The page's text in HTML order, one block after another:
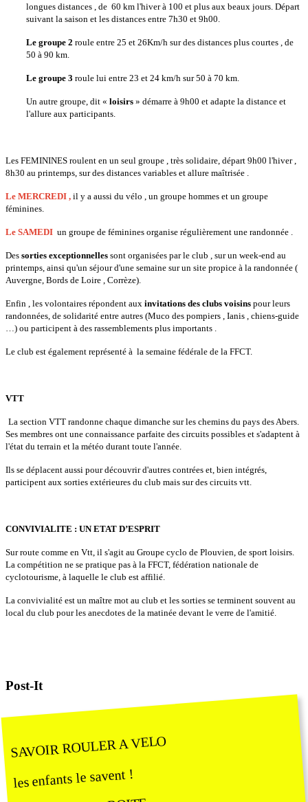
longues distances , de 60 km l'hiver à 100 et plus aux beaux jours. Départ
suivant la saison et les distances entre 7h30 et 9h00.
Le groupe 2 roule entre 25 et 26Km/h sur des distances plus courtes , de
50 à 90 km.
Le groupe 3 roule lui entre 23 et 24 km/h sur 50 à 70 km.
Un autre groupe, dit « loisirs » démarre à 9h00 et adapte la distance et
l'allure aux participants.
Les FEMININES roulent en un seul groupe , très solidaire, départ 9h00 l'hiver ,
8h30 au printemps, sur des distances variables et allure maîtrisée .
Le MERCREDI , il y a aussi du vélo , un groupe hommes et un groupe
féminines.
Le SAMEDI un groupe de féminines organise régulièrement une randonnée .
Des sorties exceptionnelles sont organisées par le club , sur un week-end au
printemps, ainsi qu'un séjour d'une semaine sur un site propice à la randonnée (
Auvergne, Bords de Loire , Corrèze).
Enfin , les volontaires répondent aux invitations des clubs voisins pour leurs
randonnées, de solidarité entre autres (Muco des pompiers , Ianis , chiens-guide
…) ou participent à des rassemblements plus importants .
Le club est également représenté à la semaine fédérale de la FFCT.
VTT
La section VTT randonne chaque dimanche sur les chemins du pays des Abers.
Ses membres ont une connaissance parfaite des circuits possibles et s'adaptent à
l'état du terrain et la météo durant toute l'année.
Ils se déplacent aussi pour découvrir d'autres contrées et, bien intégrés,
participent aux sorties extérieures du club mais sur des circuits vtt.
CONVIVIALITE : UN ETAT D’ESPRIT
Sur route comme en Vtt, il s'agit au Groupe cyclo de Plouvien, de sport loisirs.
La compétition ne se pratique pas à la FFCT, fédération nationale de
cyclotourisme, à laquelle le club est affilié.
La convivialité est un maître mot au club et les sorties se terminent souvent au
local du club pour les anecdotes de la matinée devant le verre de l'amitié.
Post-It
SAVOIR ROULER A VELO
les enfants le savent !